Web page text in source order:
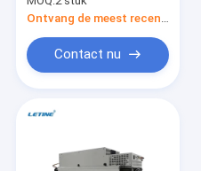
M31S M32S M21S
Contact nu